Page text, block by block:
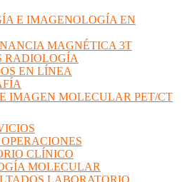
E IMAGENOLOGÍA EN
MAGNÉTICA 3T
RADIOLOGÍA
EN LÍNEA
IMAGEN MOLECULAR PET/CT
CLÍNICO
MOLECULAR
LABORATORIO